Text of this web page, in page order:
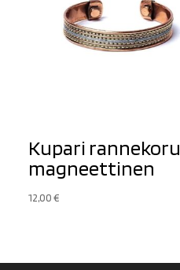
Kupari rannekoru
magneettinen
12,00€